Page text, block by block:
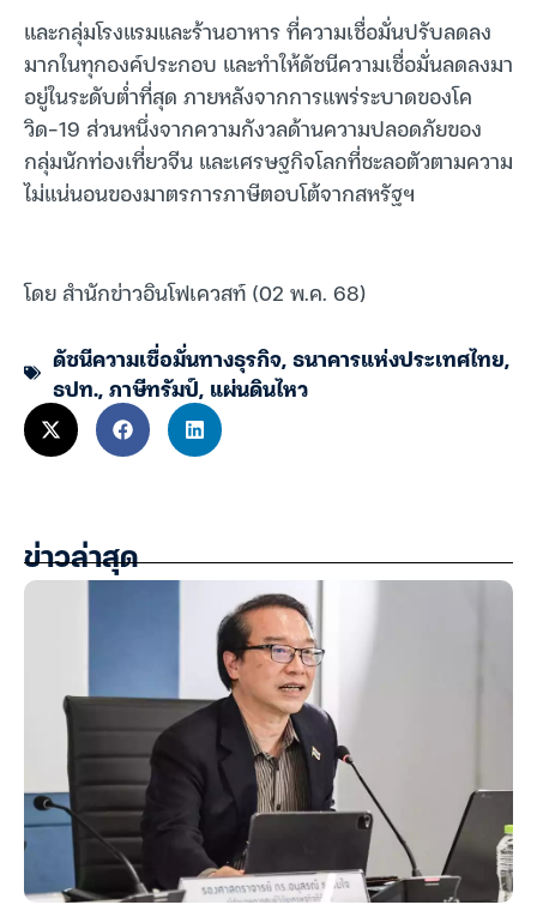
และกลุ่มโรงแรมและร้านอาหาร ที่ความเชื่อมั่นปรับลดลง
มากในทุกองค์ประกอบ และทำให้ดัชนีความเชื่อมั่นลดลงมา
อยู่ในระดับต่ำที่สุด ภายหลังจากการแพร่ระบาดของโค
วิด-19 ส่วนหนึ่งจากความกังวลด้านความปลอดภัยของ
กลุ่มนักท่องเที่ยวจีน และเศรษฐกิจโลกที่ชะลอตัวตามความ
ไม่แน่นอนของมาตรการภาษีตอบโต้จากสหรัฐฯ
โดย สำนักข่าวอินโฟเควสท์ (02 พ.ค. 68)
ดัชนีความเชื่อมั่นทางธุรกิจ,ธนาคารแห่งประเทศไทย,
ธปท.,ภาษีทรัมป์, แผ่นดินไหว
ข่าวล่าสุด